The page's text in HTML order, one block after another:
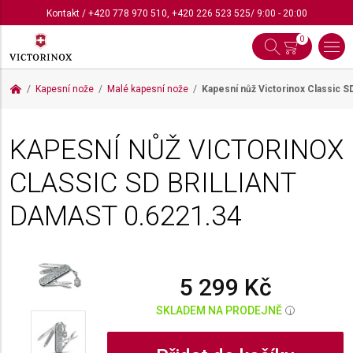
Kontakt/ +420 778 970 510, +420 226 523 525/ 9:00 - 20:00
0
Kapesní nože Malé kapesní nože Kapesní nůž Victorinox Classic
KAPESNÍ NŮŽ VICTORINOX
CLASSIC SD BRILLIANT
DAMAST 0.6221.34
5 299 Kč
SKLADEM NA PRODEJNĚ i